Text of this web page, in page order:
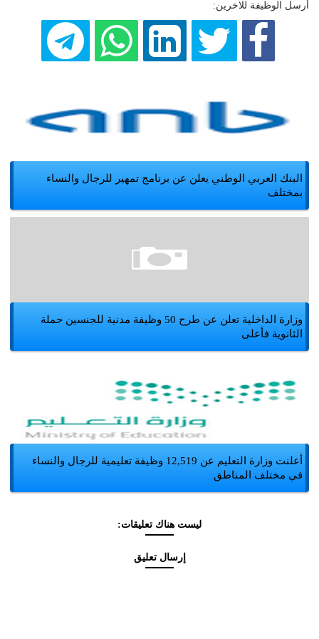
أرسل الوظيفة للاخرين:
البنك العربي الوطني يعلن عن برنامج تمهير للرجال والنساء
بمختلف
وزارة الداخلية تعلن عن طرح 50 وظيفة مدنية للجنسين حملة
الثانوية فأعلى
أعلنت وزارة التعليم عن 12,519 وظيفة تعليمية للرجال والنساء
في مختلف المناطق
ليست هناك تعليقات:
إرسال تعليق